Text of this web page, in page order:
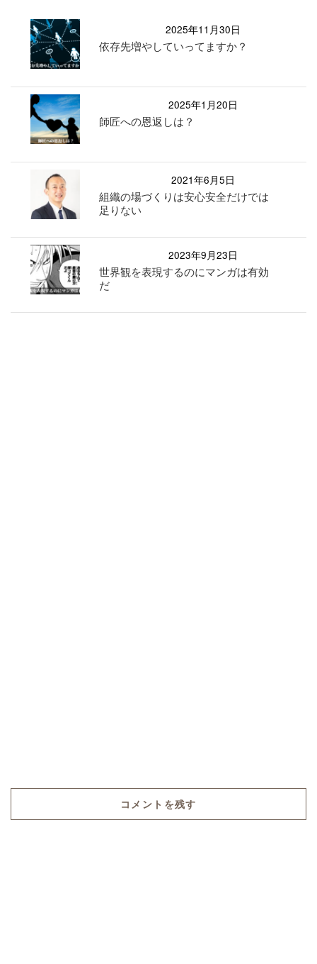
2025年11月30日
依存先増やしていってますか？
2025年1月20日
師匠への恩返しは？
2021年6月5日
組織の場づくりは安心安全だけでは
足りない
2023年9月23日
世界観を表現するのにマンガは有効
だ
コメントを残す